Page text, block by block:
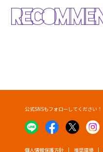
個人情報保護方針 推奨環境
公式SNSもフォローしてください！